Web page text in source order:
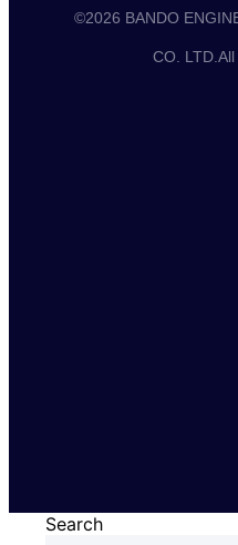
©2026 BANDO
CO.
Search